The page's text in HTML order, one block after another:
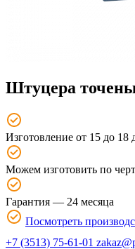
Штуцера
Изготовление от 15 до 18
Можем изготовить по
Гарантия — 24 месяца
Посмотреть
+7 (3513) 75-61-01